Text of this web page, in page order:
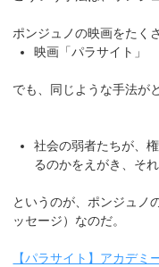
ポンジュノの映画をたく
映画「パラサイト」
でも、同じような手法が
社会の弱者たちが、
るのかをえがき、そ
というのが、ポンジュノ
ッセージ）なのだ。
【パラサイト】アカデ